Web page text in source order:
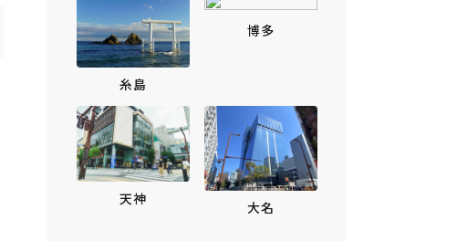
糸島
博多
天神
大名